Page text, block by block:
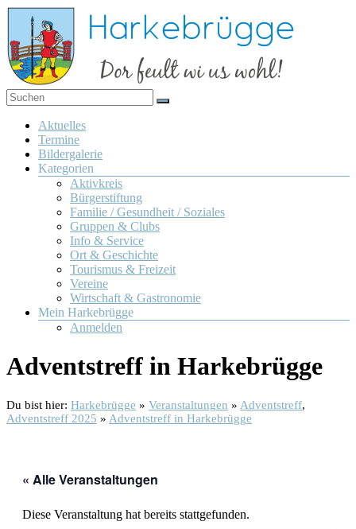
Zum
Inhalt
springen
Harkebrügge
Dor
feult
wi us
wohl!
Menü
Aktuelles
Termine
Bildergalerie
Kategorien
Aktivkreis
Bürgerstiftung
Familie / Gesundheit / Soziales
Gruppen & Clubs
Info & Service
Ort & Geschichte
Tourismus & Freizeit
Vereine
Wirtschaft & Gastronomie
Mein Harkebrügge
Anmelden
Adventstreff in Harkebrügge
Du bist hier: Harkebrügge » Veranstaltungen » Adventstreff,
Adventstreff 2025 » Adventstreff in Harkebrügge
« Alle Veranstaltungen
Diese Veranstaltung hat bereits stattgefunden.